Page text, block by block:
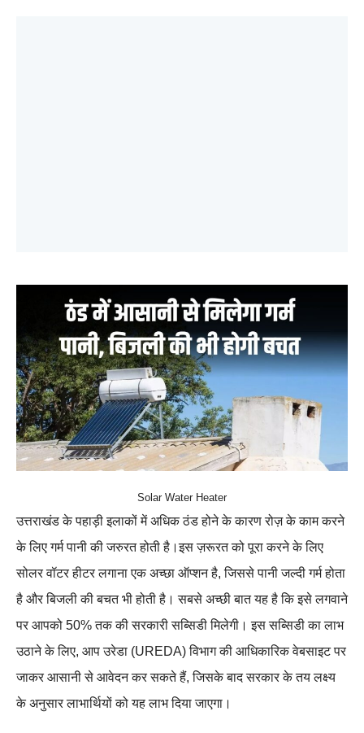
Solar Water Heater
उत्तराखंड के पहाड़ी इलाकों में अधिक ठंड होने के कारण रोज़ के काम करने
के लिए गर्म पानी की जरुरत होती है।इस ज़रूरत को पूरा करने के लिए
सोलर वॉटर हीटर लगाना एक अच्छा ऑप्शन है, जिससे पानी जल्दी गर्म होता
है और बिजली की बचत भी होती है। सबसे अच्छी बात यह है कि इसे लगवाने
पर आपको 50% तक की सरकारी सब्सिडी मिलेगी। इस सब्सिडी का लाभ
उठाने के लिए, आप उरेडा (UREDA) विभाग की आधिकारिक वेबसाइट पर
जाकर आसानी से आवेदन कर सकते हैं, जिसके बाद सरकार के तय लक्ष्य
के अनुसार लाभार्थियों को यह लाभ दिया जाएगा।